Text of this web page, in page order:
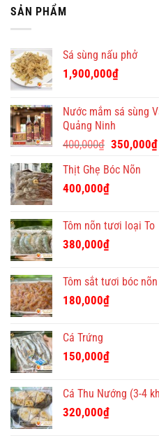
Tết
Việt
chỉ
nghĩa
độc
đáo
SẢN PHẨM
Sá sùng nấu phở
1,900,000₫
Nước mắm sá sùng
Quảng Ninh
400,000₫ Giá
là:
350,000₫
Thịt Ghẹ Bóc Nõn
400,000₫
Tôm nõn tươi loại To
380,000₫
Tôm sắt tươi bóc nõn
180,000₫
Cá Trứng
150,000₫
Cá Thu Nướng (3-4
320,000₫